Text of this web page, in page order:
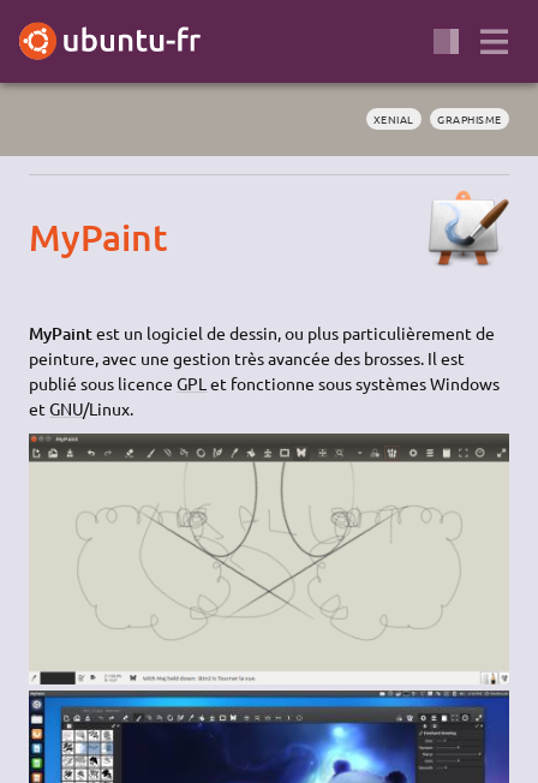
XENIAL GRAPHISME
MyPaint
MyPaintest un logiciel de dessin, ou plus particulièrement de
peinture, avec une gestion très avancée des brosses. Il est
publié sous licenceGPL et fonctionne sous systèmes Windows
etGNU/Linux.